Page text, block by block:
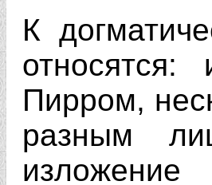
К
Пирром,
разным
изложение